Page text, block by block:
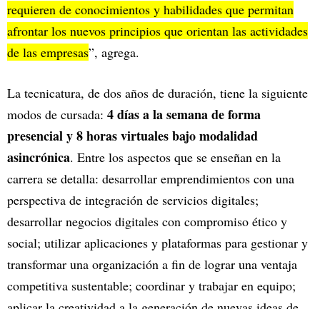
requieren de conocimientos y habilidades que permitan
afrontar los nuevos principios que orientan las actividades
de las empresas”, agrega.
La tecnicatura, de dos años de duración, tiene la siguiente
modos de cursada: 4 días a la semana de forma
presencial y 8 horas virtuales bajo modalidad
asincrónica. Entre los aspectos que se enseñan en la
carrera se detalla: desarrollar emprendimientos con una
perspectiva de integración de servicios digitales;
desarrollar negocios digitales con compromiso ético y
social; utilizar aplicaciones y plataformas para gestionar y
transformar una organización a fin de lograr una ventaja
competitiva sustentable; coordinar y trabajar en equipo;